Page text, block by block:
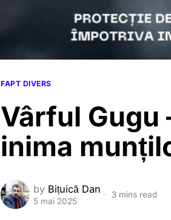
FAPT DIVERS
Vârful Gugu
inima
by Bițuică Dan
5 mai 2025
3 mins read